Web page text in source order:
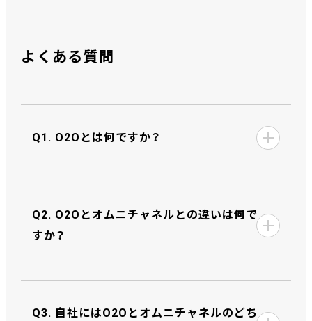
よくある質問
Q1. O2Oとは何ですか？
Q2. O2Oとオムニチャネルとの違いは何で
すか？
Q3. 自社にはO2Oとオムニチャネルのどち